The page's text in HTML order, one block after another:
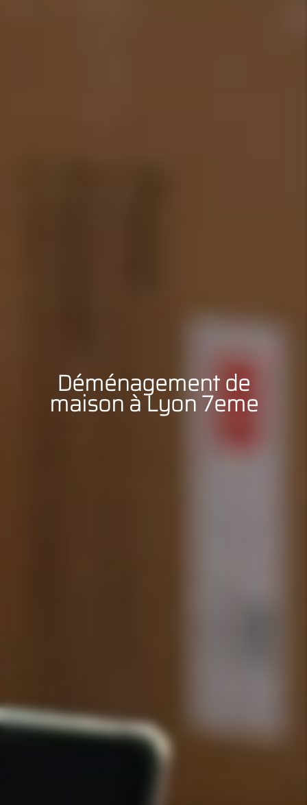
Déménagement de
maison à Lyon 7eme